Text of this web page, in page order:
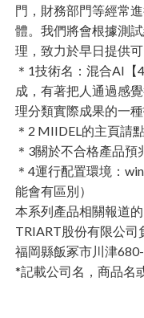
門，財務部門等經常
體。我們將會根據測
理，致力於早日提供
＊1技術名：混合AI
成，有著把人通過感
理分類實際成果的一種
＊2 MIIDEL的主頁請
＊3關於不合格產品預
＊4運行配置環境：
能會有區別）
本系列產品相關報道
TRIART股份有限公司
福岡縣飯冢市川津
*記載公司名，商品名